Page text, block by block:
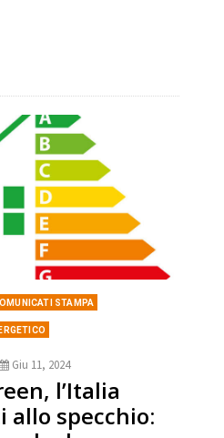
STAMPA
Giu 11, 2024
l’Italia
allo specchio: